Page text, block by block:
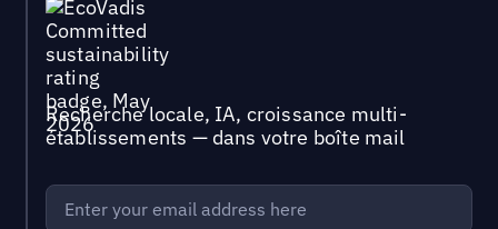
Recherche locale, IA, croissance multi-
établissements — dans votre boîte mail